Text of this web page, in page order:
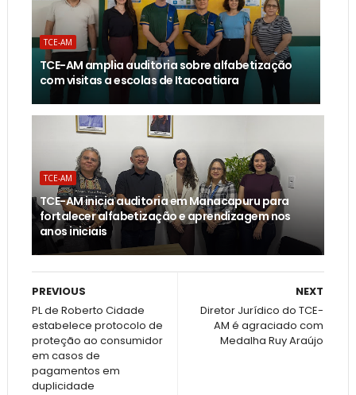
TCE-AM
TCE-AM amplia auditoria sobre alfabetização
com visitas a escolas de Itacoatiara
TCE-AM
TCE-AM inicia auditoria em Manacapuru para
fortalecer alfabetização e aprendizagem nos
anos iniciais
NEXT
​Diretor Jurídico do TCE-
AM é agraciado com
Medalha Ruy Araújo
PREVIOUS
PL de Roberto Cidade
estabelece protocolo de
proteção ao consumidor
em casos de
pagamentos em
duplicidade